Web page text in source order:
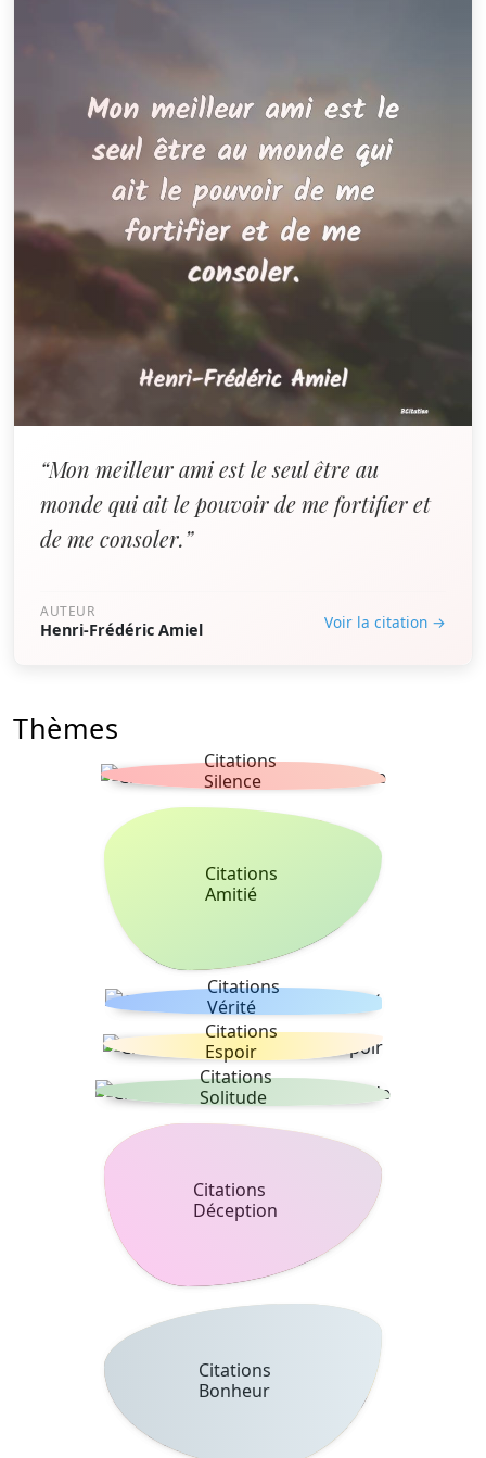
“Mon meilleur ami est le seul être au
monde qui ait le pouvoir de me fortifier et
de me consoler.”
AUTEUR
Henri-Frédéric Amiel Voir la citation →
Thèmes
Citations
Silence
Citations
Amitié
Citations
Vérité
Citations
Espoir
Citations
Solitude
Citations
Déception
Citations
Bonheur